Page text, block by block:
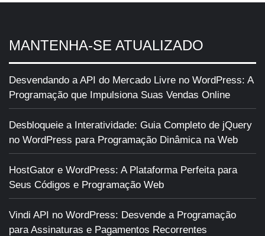
MANTENHA-SE ATUALIZADO
Desvendando a API do Mercado Livre no WordPress: A
Programação que Impulsiona Suas Vendas Online
Desbloqueie a Interatividade: Guia Completo de jQuery
no WordPress para Programação Dinâmica na Web
HostGator e WordPress: A Plataforma Perfeita para
Seus Códigos e Programação Web
Vindi API no WordPress: Desvende a Programação
para Assinaturas e Pagamentos Recorrentes